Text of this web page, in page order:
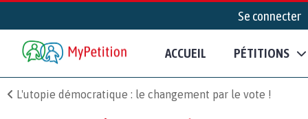
Se connecter
ACCUEIL PÉTITIONS
L'utopie démocratique : le changement par le vote !